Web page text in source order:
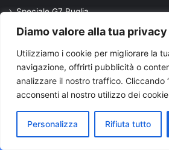
Diamo valore alla tua privacy
Utilizziamo i cookie per migliorare la
navigazione, offrirti pubblicità o
analizzare il nostro traffico. Cliccando
acconsenti al nostro utilizzo dei
Personalizza Rifiuta tutto
Speciale G7 Puglia
Spettacolo
Spettacolo Bari e Bat
Spettacolo Brindisi
Spettacolo Foggia
Spettacolo Taranto